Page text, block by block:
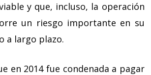
y que, incluso, la operación
un riesgo importante en su
a largo plazo.
en 2014 fue condenada a pagar